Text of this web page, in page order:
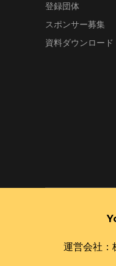
登録団体
スポンサー募集
資料ダウンロード
運営会社：